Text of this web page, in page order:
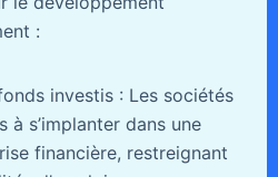
:
investis : Les sociétés
à s’implanter dans une
financière, restreignant